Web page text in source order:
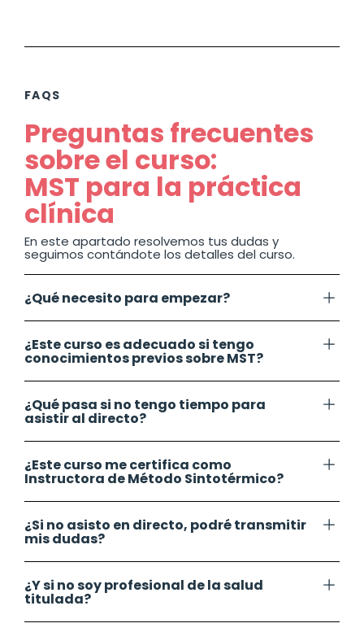
FAQS
Preguntas frecuentes
sobre el curso:
MST para la práctica
clínica
En este apartado resolvemos tus dudas y
seguimos contándote los detalles del curso.
¿Qué necesito para empezar?
¿Este curso es adecuado si tengo
conocimientos previos sobre MST?
¿Qué pasa si no tengo tiempo para
asistir al directo?
¿Este curso me certifica como
Instructora de Método Sintotérmico?
¿Si no asisto en directo, podré transmitir
mis dudas?
¿Y si no soy profesional de la salud
titulada?